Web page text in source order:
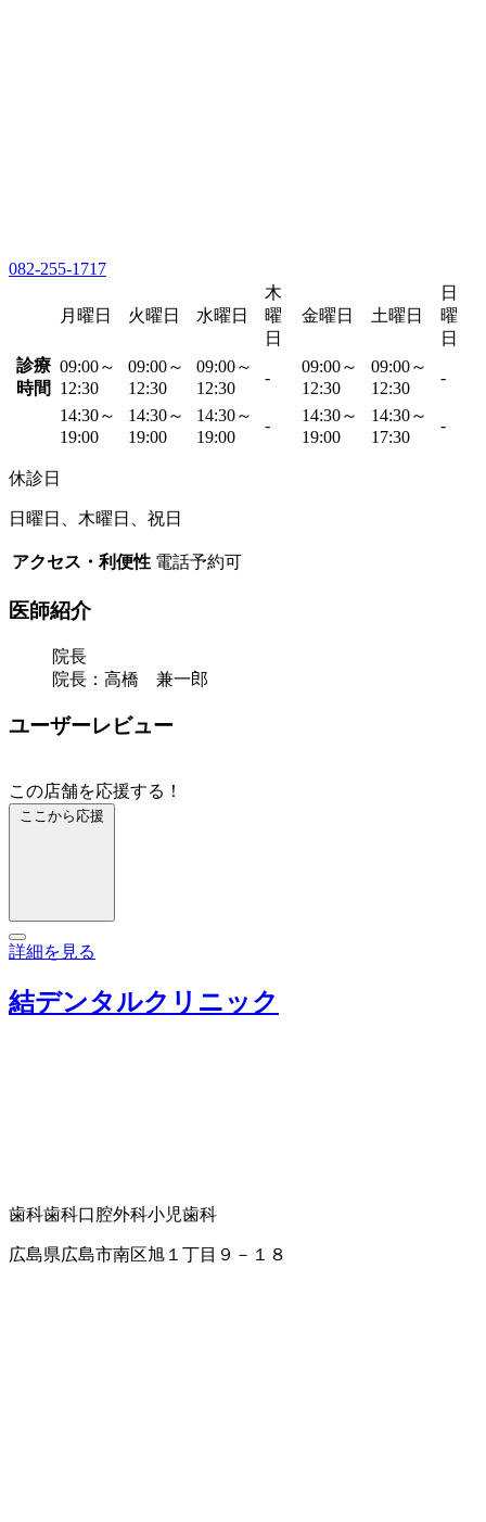
082-255-1717
月曜日 火曜日 水曜日
木
曜
日
金曜日 土曜日
日
曜
日
診療
時間
09:00～
12:30
09:00～
12:30
09:00～
12:30
-
09:00～
12:30
09:00～
12:30
-
14:30～
19:00
14:30～
19:00
14:30～
19:00
-
14:30～
19:00
14:30～
17:30
-
休診日
日曜日、木曜日、祝日
アクセス・利便性 電話予約可
医師紹介
院長
院長：高橋 兼一郎
ユーザーレビュー
この店舗を応援する！
ここから応援
詳細を見る
結デンタルクリニック
歯科歯科口腔外科小児歯科
広島県広島市南区旭１丁目９－１８